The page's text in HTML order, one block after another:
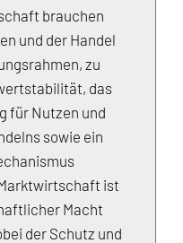
brauchen
und der Handel
zu
das
für Nutzen und
sowie ein
ist
Macht
der Schutz und